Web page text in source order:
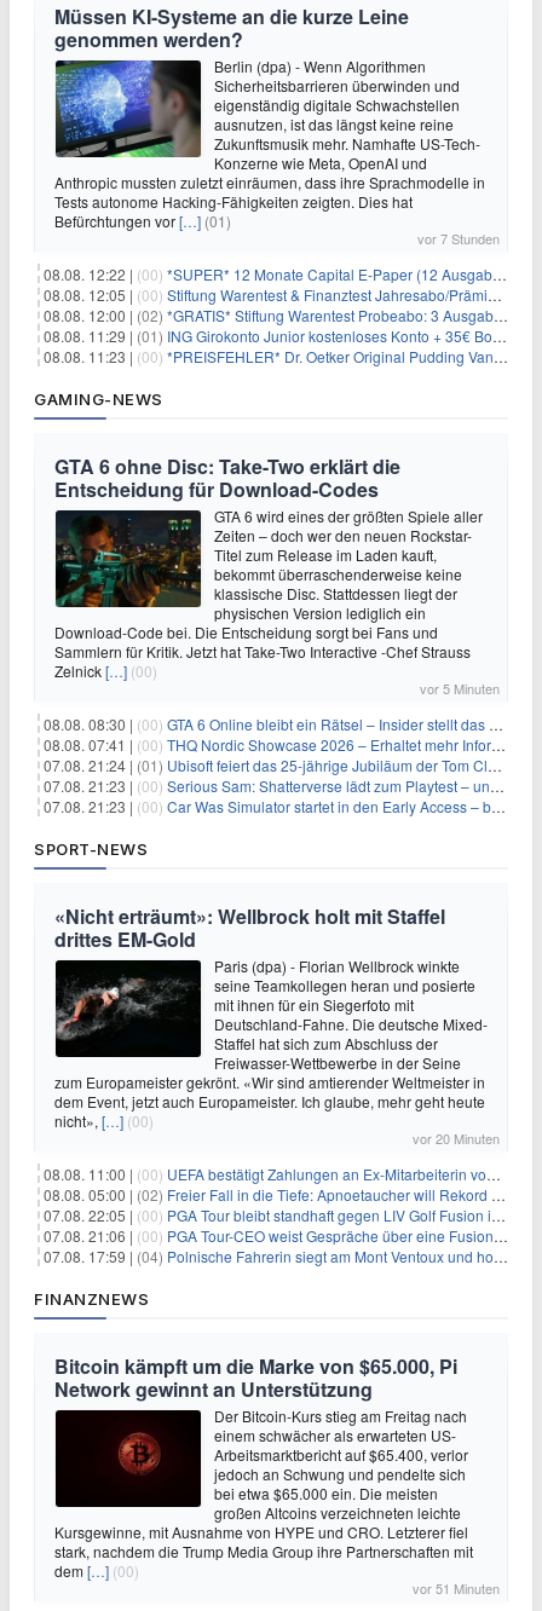
Müssen KI-Systeme an die kurze Leine
genommen werden?
Berlin (dpa) - Wenn Algorithmen
Sicherheitsbarrieren überwinden und
eigenständig digitale Schwachstellen
ausnutzen, ist das längst keine reine
Zukunftsmusik mehr. Namhafte US-Tech-
Konzerne wie Meta, OpenAI und
Anthropic mussten zuletzt einräumen, dass ihre Sprachmodelle in
Tests autonome Hacking-Fähigkeiten zeigten. Dies hat
Befürchtungen vor[…] (01)
vor 7 Stunden
08.08. 12:22 | (00) *SUPER* 12 Monate Capital E-Paper (12 Ausgaben) für NUR 7€ (statt 80,04€)
08.08. 12:05 | (00) Stiftung Warentest & Finanztest Jahresabo/Prämienabo für 35€ + Buchprämie
08.08. 12:00 | (02) *GRATIS* Stiftung Warentest Probeabo: 3 Ausgaben gratis im Wert von 25,20€
08.08. 11:29 | (01) ING Girokonto Junior kostenloses Konto + 35€ Bonus
08.08. 11:23 | (00) *PREISFEHLER* Dr. Oetker Original Pudding Vanille 22er-Pack für 2,97€
GAMING-NEWS
GTA 6 ohne Disc: Take-Two erklärt die
Entscheidung für Download-Codes
GTA 6 wird eines der größten Spiele aller
Zeiten – doch wer den neuen Rockstar-
Titel zum Release im Laden kauft,
bekommt überraschenderweise keine
klassische Disc. Stattdessen liegt der
physischen Version lediglich ein
Download-Code bei. Die Entscheidung sorgt bei Fans und
Sammlern für Kritik. Jetzt hat Take-Two Interactive -Chef Strauss
Zelnick[…] (00)
vor 5 Minuten
08.08. 08:30 | (00) GTA 6 Online bleibt ein Rätsel – Insider stellt das neue Gerücht klar
08.08. 07:41 | (00) THQ Nordic Showcase 2026 – Erhaltet mehr Informationen
07.08. 21:24 | (01) Ubisoft feiert das 25-jährige Jubiläum der Tom Clancy’s Ghost Recon-Reihe
07.08. 21:23 | (00) Serious Sam: Shatterverse lädt zum Playtest – und erscheint schon bald!
07.08. 21:23 | (00) Car Was Simulator startet in den Early Access – bald gehts los!
SPORT-NEWS
«Nicht erträumt»: Wellbrock holt mit Staffel
drittes EM-Gold
Paris (dpa) - Florian Wellbrock winkte
seine Teamkollegen heran und posierte
mit ihnen für ein Siegerfoto mit
Deutschland-Fahne. Die deutsche Mixed-
Staffel hat sich zum Abschluss der
Freiwasser-Wettbewerbe in der Seine
zum Europameister gekrönt. «Wir sind amtierender Weltmeister in
dem Event, jetzt auch Europameister. Ich glaube, mehr geht heute
nicht», […] (00)
vor 20 Minuten
08.08. 11:00 | (00) UEFA bestätigt Zahlungen an Ex-Mitarbeiterin von Infantino
08.08. 05:00 | (02) Freier Fall in die Tiefe: Apnoetaucher will Rekord brechen
07.08. 22:05 | (00) PGA Tour bleibt standhaft gegen LIV Golf Fusion in einem sich wandelnden Sportumfeld
07.08. 21:06 | (00) PGA Tour-CEO weist Gespräche über eine Fusion mit LIV Golf zurück und bekräftigt die Wettbewerbslandschaft
07.08. 17:59 | (04) Polnische Fahrerin siegt am Mont Ventoux und holt Tour-Gelb
FINANZNEWS
Bitcoin kämpft um die Marke von $65.000, Pi
Network gewinnt an Unterstützung
Der Bitcoin-Kurs stieg am Freitag nach
einem schwächer als erwarteten US-
Arbeitsmarktbericht auf $65.400, verlor
jedoch an Schwung und pendelte sich
bei etwa $65.000 ein. Die meisten
großen Altcoins verzeichneten leichte
Kursgewinne, mit Ausnahme von HYPE und CRO. Letzterer fiel
stark, nachdem die Trump Media Group ihre Partnerschaften mit
dem[…] (00)
vor 51 Minuten